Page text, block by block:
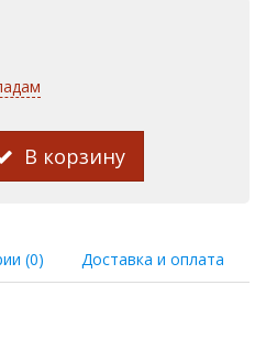
В корзину
(0) Доставка и оплата